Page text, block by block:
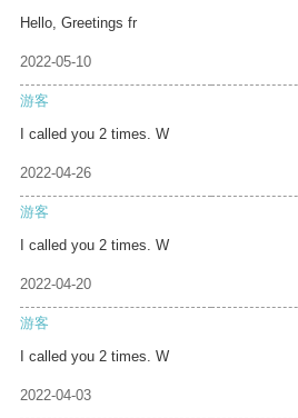
Hello, Greetings fr
2022-05-10
游客
I called you 2 times. W
2022-04-26
游客
I called you 2 times. W
2022-04-20
游客
I called you 2 times. W
2022-04-03